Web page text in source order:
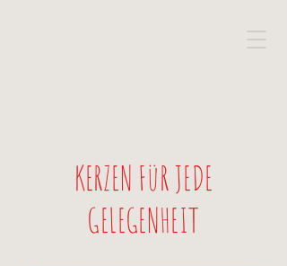
KERZEN FüR JEDE
GELEGENHEIT